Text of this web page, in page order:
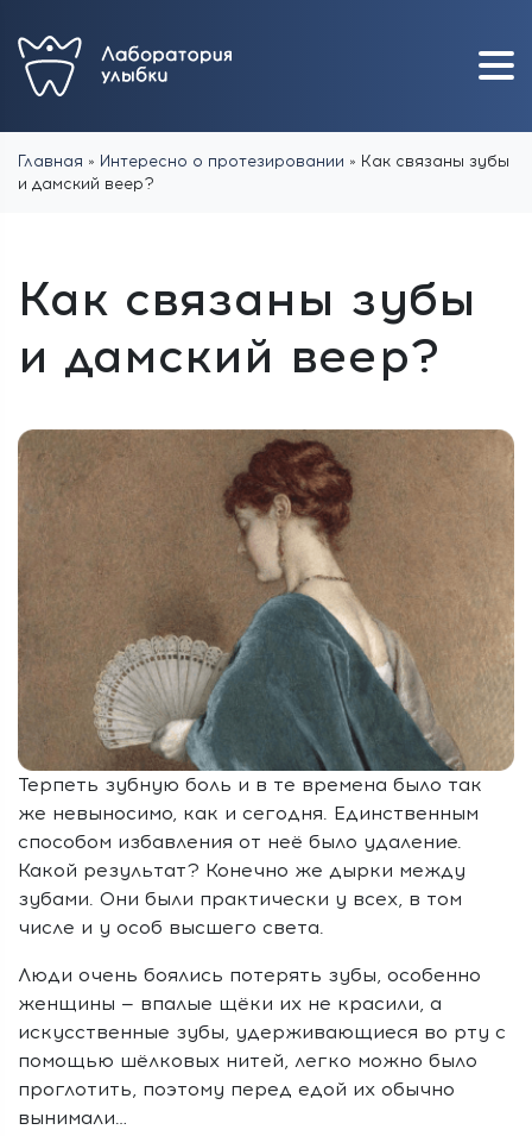
Главная » Интересно о протезировании » Как связаны зубы
и дамский веер?
Как связаны зубы
и дамский веер?
Терпеть зубную боль и в те времена было так
же невыносимо, как и сегодня. Единственным
способом избавления от неё было удаление.
Какой результат? Конечно же дырки между
зубами. Они были практически у всех, в том
числе и у особ высшего света.
Люди очень боялись потерять зубы, особенно
женщины — впалые щёки их не красили, а
искусственные зубы, удерживающиеся во рту с
помощью шёлковых нитей, легко можно было
проглотить, поэтому перед едой их обычно
вынимали…